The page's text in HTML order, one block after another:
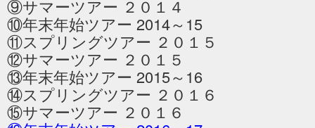
⑨サマーツアー ２０１４
⑩年末年始ツアー 2014～15
⑪スプリングツアー ２０１５
⑫サマーツアー ２０１５
⑬年末年始ツアー 2015～16
⑭スプリングツアー ２０１６
⑮サマーツアー ２０１６